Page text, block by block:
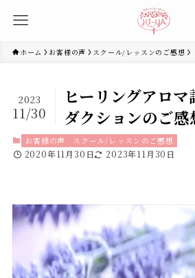
ホーム お客様の声 スクール/レッスンのご感想
ヒーリングアロ
ダクションのご感
2023
11/30
お客様の声 スクール/レッスンのご感想
2020年11月30日 2023年11月30日